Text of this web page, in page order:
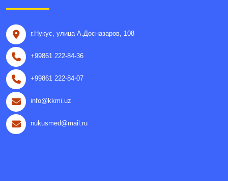
г.Нукус, улица A.Досназаров, 108
+99861 222-84-36
+99861 222-84-07
info@kkmi.uz
nukusmed@mail.ru